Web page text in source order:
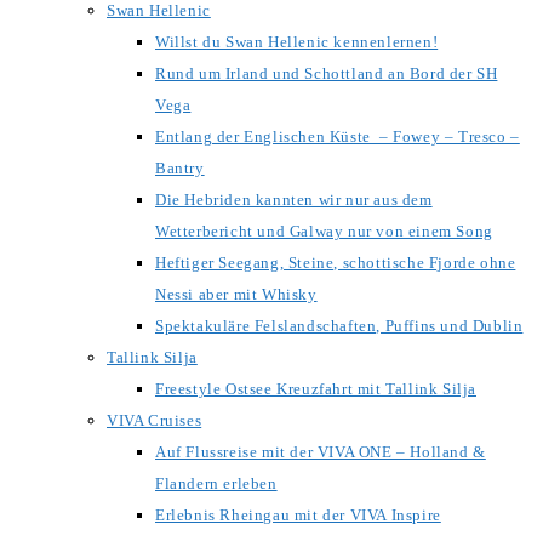
Swan Hellenic
Willst du Swan Hellenic kennenlernen!
Rund um Irland und Schottland an Bord der SH
Vega
Entlang der Englischen Küste – Fowey – Tresco –
Bantry
Die Hebriden kannten wir nur aus dem
Wetterbericht und Galway nur von einem Song
Heftiger Seegang, Steine, schottische Fjorde ohne
Nessi aber mit Whisky
Spektakuläre Felslandschaften, Puffins und Dublin
Tallink Silja
Freestyle Ostsee Kreuzfahrt mit Tallink Silja
VIVA Cruises
Auf Flussreise mit der VIVA ONE – Holland &
Flandern erleben
Erlebnis Rheingau mit der VIVA Inspire